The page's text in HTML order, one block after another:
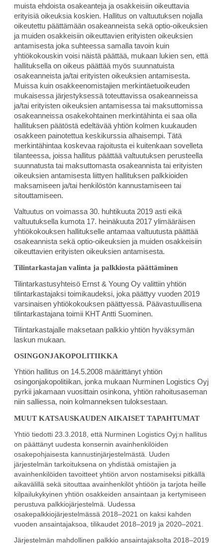
muista ehdoista osakeanteja ja osakkeisiin oikeuttavia
erityisiä oikeuksia koskien. Hallitus on valtuutuksen nojalla
oikeutettu päättämään osakeanneista sekä optio-oikeuksien
ja muiden osakkeisiin oikeuttavien erityisten oikeuksien
antamisesta joka suhteessa samalla tavoin kuin
yhtiökokouskin voisi näistä päättää, mukaan lukien sen, että
hallituksella on oikeus päättää myös suunnatuista
osakeanneista ja/tai erityisten oikeuksien antamisesta.
Muissa kuin osakkeenomistajien merkintäetuoikeuden
mukaisessa järjestyksessä toteuttavissa osakeanneissa
ja/tai erityisten oikeuksien antamisessa tai maksuttomissa
osakeanneissa osakekohtainen merkintähinta ei saa olla
hallituksen päätöstä edeltävää yhtiön kolmen kuukauden
osakkeen painotettua keskikurssia alhaisempi. Tätä
merkintähintaa koskevaa rajoitusta ei kuitenkaan sovelleta
tilanteessa, joissa hallitus päättää valtuutuksen perusteella
suunnatusta tai maksuttomasta osakeannista tai erityisten
oikeuksien antamisesta liittyen hallituksen palkkioiden
maksamiseen ja/tai henkilöstön kannustamiseen tai
sitouttamiseen.
Valtuutus on voimassa 30. huhtikuuta 2019 asti eikä
valtuutuksella kumota 17. heinäkuuta 2017 ylimääräisen
yhtiökokouksen hallitukselle antamaa valtuutusta päättää
osakeannista sekä optio-oikeuksien ja muiden osakkeisiin
oikeuttavien erityisten oikeuksien antamisesta.
Tilintarkastajan valinta ja palkkiosta päättäminen
Tilintarkastusyhteisö Ernst & Young Oy valittiin yhtiön
tilintarkastajaksi toimikaudeksi, joka päättyy vuoden 2019
varsinaisen yhtiökokouksen päättyessä. Päävastuullisena
tilintarkastajana toimii KHT Antti Suominen.
Tilintarkastajalle maksetaan palkkio yhtiön hyväksymän
laskun mukaan.
OSINGONJAKOPOLITIIKKA
Yhtiön hallitus on 14.5.2008 määrittänyt yhtiön
osingonjakopolitiikan, jonka mukaan Nurminen Logistics Oyj
pyrkii jakamaan vuosittain osinkona, yhtiön rahoitusaseman
niin salliessa, noin kolmanneksen tuloksestaan.
MUUT KATSAUSKAUDEN AIKAISET TAPAHTUMAT
Yhtiö tiedotti 23.3.2018, että Nurminen Logistics Oyj:n hallitus
on päättänyt uudesta konsernin avainhenkilöiden
osakepohjaisesta kannustinjärjestelmästä. Uuden
järjestelmän tarkoituksena on yhdistää omistajien ja
avainhenkilöiden tavoitteet yhtiön arvon nostamiseksi pitkällä
aikavälillä sekä sitouttaa avainhenkilöt yhtiöön ja tarjota heille
kilpailukykyinen yhtiön osakkeiden ansaintaan ja kertymiseen
perustuva palkkiojärjestelmä. Uudessa
osakepalkkiojärjestelmässä 2018–2021 on kaksi kahden
vuoden ansaintajaksoa, tilikaudet 2018–2019 ja 2020–2021.
Järjestelmän mahdollinen palkkio ansaintajaksolta 2018–2019